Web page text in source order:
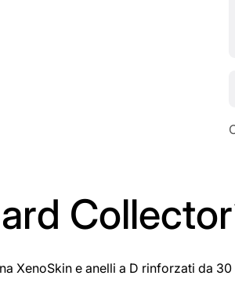
XenoSkin e anelli a D rinforzati da